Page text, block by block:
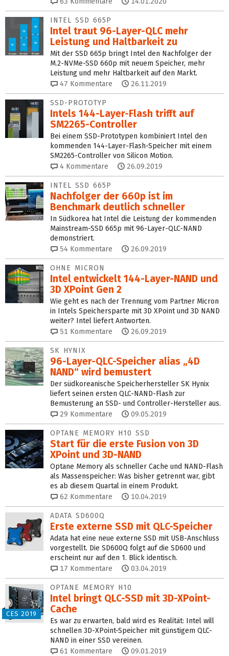
INTEL SSD 665P
Intel traut 96-Layer-QLC mehr
Leistung und Haltbarkeit zu
Mit der SSD 665p bringt Intel den Nachfolger der
M.2-NVMe-SSD 660p mit neuem Speicher, mehr
Leistung und mehr Haltbarkeit auf den Markt.
47 Kommentare 26.11.2019
SSD-PROTOTYP
Intels 144-Layer-Flash trifft auf
SM2265‑Controller
Bei einem SSD-Prototypen kombiniert Intel den
kommenden 144-Layer-Flash-Speicher mit einem
SM2265-Controller von Silicon Motion.
4 Kommentare 26.09.2019
INTEL SSD 665P
Nachfolger der 660p ist im
Benchmark deutlich schneller
In Südkorea hat Intel die Leistung der kommenden
Mainstream-SSD 665p mit 96-Layer-QLC-NAND
demonstriert.
54 Kommentare 26.09.2019
OHNE MICRON
Intel entwickelt 144-Layer-NAND und
3D XPoint Gen 2
Wie geht es nach der Trennung vom Partner Micron
in Intels Speichersparte mit 3D XPoint und 3D NAND
weiter? Intel liefert Antworten.
51 Kommentare 26.09.2019
SK HYNIX
96-Layer-QLC-Speicher alias „4D
NAND“ wird bemustert
Der südkoreanische Speicherhersteller SK Hynix
liefert seinen ersten QLC-NAND-Flash zur
Bemusterung an SSD- und Controller-Hersteller aus.
29 Kommentare 09.05.2019
OPTANE MEMORY H10 SSD
Start für die erste Fusion von 3D
XPoint und 3D-NAND
Optane Memory als schneller Cache und NAND-Flash
als Massenspeicher: Was bisher getrennt war, gibt
es ab diesem Quartal in einem Produkt.
62 Kommentare 10.04.2019
ADATA SD600Q
Erste externe SSD mit QLC‑Speicher
Adata hat eine neue externe SSD mit USB-Anschluss
vorgestellt. Die SD600Q folgt auf die SD600 und
erscheint nur auf den 1. Blick identisch.
17 Kommentare 03.04.2019
CES 2019
OPTANE MEMORY H10
Intel bringt QLC-SSD mit 3D-XPoint-
Cache
Es war zu erwarten, bald wird es Realität: Intel will
schnellen 3D-XPoint-Speicher mit günstigem QLC-
NAND in einer SSD vereinen.
61 Kommentare 09.01.2019